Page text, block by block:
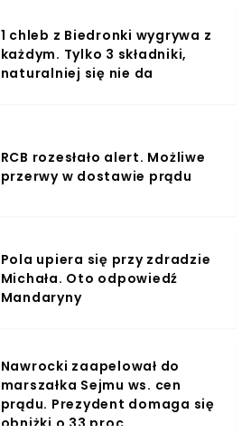
1 chleb z Biedronki wygrywa z
każdym. Tylko 3 składniki,
naturalniej się nie da
RCB rozesłało alert. Możliwe
przerwy w dostawie prądu
Pola upiera się przy zdradzie
Michała. Oto odpowiedź
Mandaryny
Nawrocki zaapelował do
marszałka Sejmu ws. cen
prądu. Prezydent domaga się
obniżki o 33 proc.